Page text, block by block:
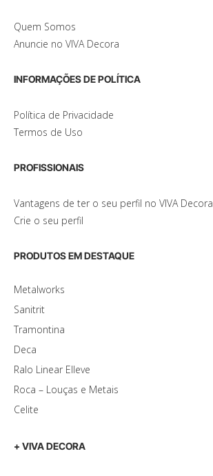
Quem Somos
Anuncie no VIVA Decora
INFORMAÇÕES DE POLÍTICA
Política de Privacidade
Termos de Uso
PROFISSIONAIS
Vantagens de ter o seu perfil no VIVA Decora
Crie o seu perfil
PRODUTOS EM DESTAQUE
Metalworks
Sanitrit
Tramontina
Deca
Ralo Linear Elleve
Roca – Louças e Metais
Celite
+ VIVA DECORA